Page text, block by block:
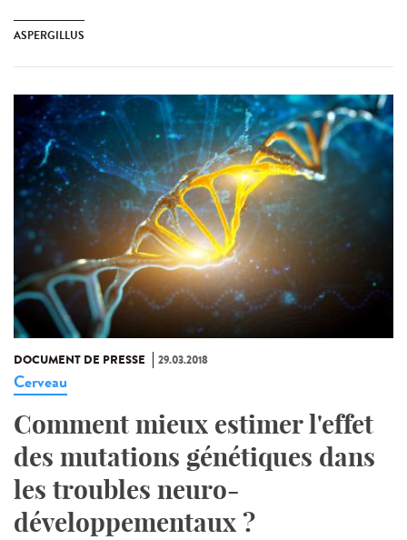
ASPERGILLUS
DOCUMENT DE PRESSE 29.03.2018
Cerveau
Comment mieux estimer l'effet
des mutations génétiques dans
les troubles neuro-
développementaux ?